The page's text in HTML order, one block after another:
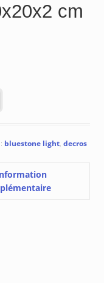
cm
bluestone light, decros